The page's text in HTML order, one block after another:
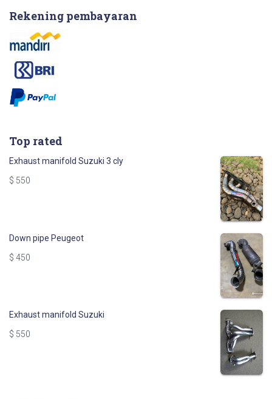
Rekening pembayaran
Top rated
Exhaust manifold Suzuki 3 cly
$ 550
Down pipe Peugeot
$ 450
Exhaust manifold Suzuki
$ 550